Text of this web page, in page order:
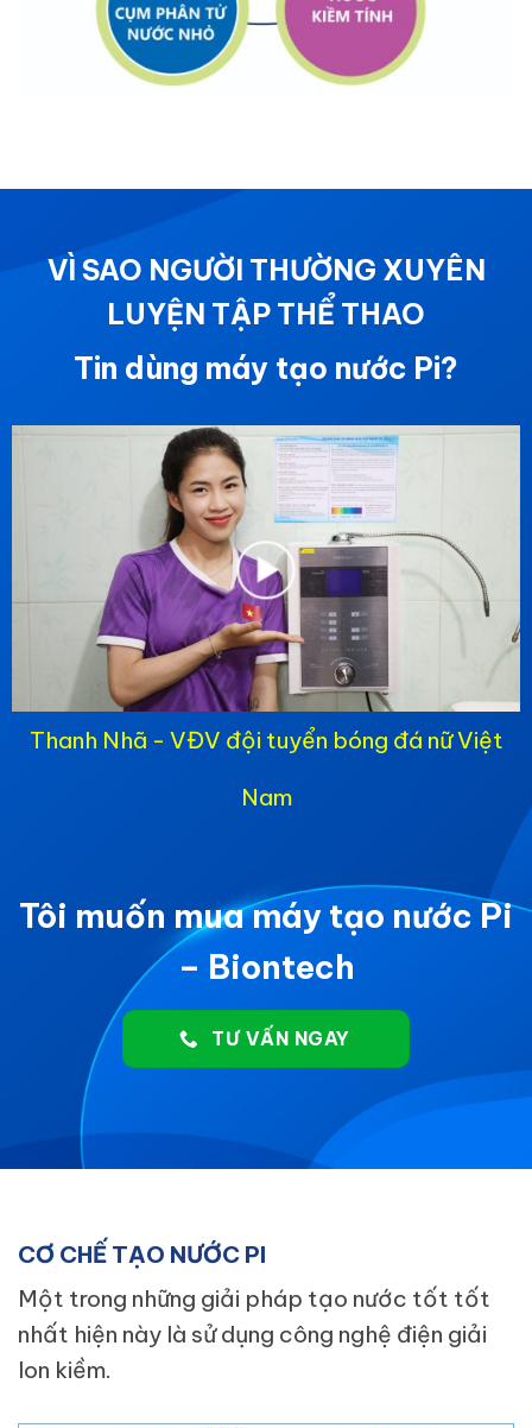
VÌ SAO NGƯỜI THƯỜNG XUYÊN
LUYỆN TẬP THỂ THAO
Tin dùng máy tạo nước Pi?
Thanh Nhã - VĐV đội tuyển bóng đá nữ Việt
Nam
Tôi muốn mua máy tạo nước Pi
– Biontech
TƯ VẤN NGAY
CƠ CHẾ TẠO NƯỚC PI
Một trong những giải pháp tạo nước tốt tốt
nhất hiện này là sử dụng công nghệ điện giải
Ion kiềm.